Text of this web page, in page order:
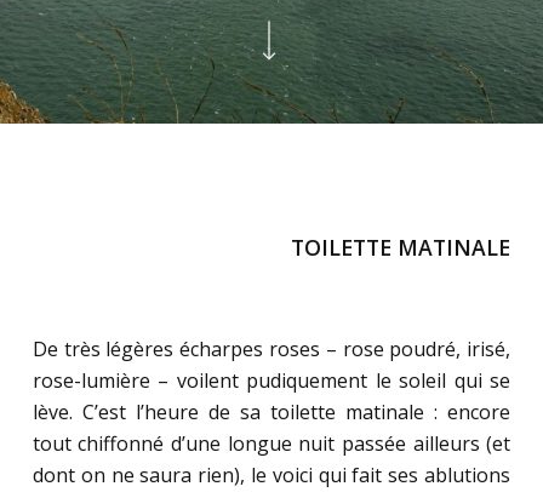
TOILETTE MATINALE
De très légères écharpes roses – rose poudré, irisé,
rose-lumière – voilent pudiquement le soleil qui se
lève. C’est l’heure de sa toilette matinale : encore
tout chiffonné d’une longue nuit passée ailleurs (et
dont on ne saura rien), le voici qui fait ses ablutions